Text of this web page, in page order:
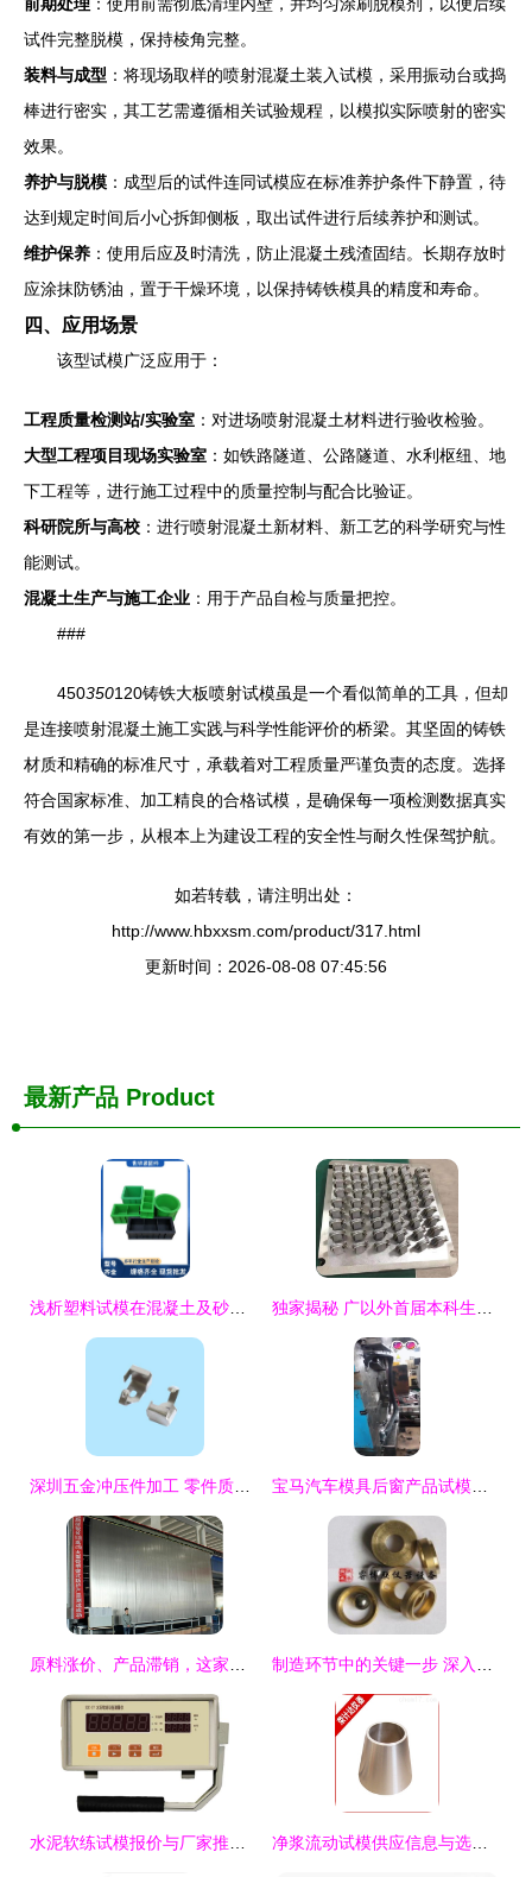
试件完整脱模，保持棱角完整。
装料与成型 ：将现场取样的喷射混凝土装入试模，采用振动台或捣
棒进行密实，其工艺需遵循相关试验规程，以模拟实际喷射的密实
效果。
养护与脱模 ：成型后的试件连同试模应在标准养护条件下静置，待
达到规定时间后小心拆卸侧板，取出试件进行后续养护和测试。
维护保养 ：使用后应及时清洗，防止混凝土残渣固结。长期存放时
应涂抹防锈油，置于干燥环境，以保持铸铁模具的精度和寿命。
四、应用场景
该型试模广泛应用于：
工程质量检测站/实验室 ：对进场喷射混凝土材料进行验收检验。
大型工程项目现场实验室 ：如铁路隧道、公路隧道、水利枢纽、地
下工程等，进行施工过程中的质量控制与配合比验证。
科研院所与高校 ：进行喷射混凝土新材料、新工艺的科学研究与性
能测试。
混凝土生产与施工企业 ：用于产品自检与质量把控。
###
450350120铸铁大板喷射试模虽是一个看似简单的工具，但却
是连接喷射混凝土施工实践与科学性能评价的桥梁。其坚固的铸铁
材质和精确的标准尺寸，承载着对工程质量严谨负责的态度。选择
符合国家标准、加工精良的合格试模，是确保每一项检测数据真实
有效的第一步，从根本上为建设工程的安全性与耐久性保驾护航。
如若转载，请注明出处：
http://www.hbxxsm.com/product/317.html
更新时间：2026-08-08 07:45:56
最新产品 Product